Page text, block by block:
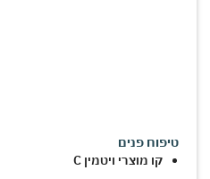
טיפוח פנים
קו מוצרי ויטמין C